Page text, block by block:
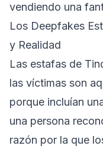
vendiendo una
Los Deepfakes
y Realidad
Las estafas de
las víctimas son
porque incluían
una persona
razón por la que